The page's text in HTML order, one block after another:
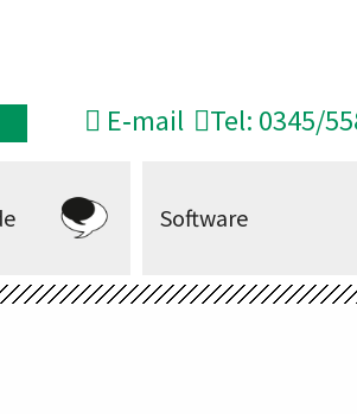
E‑mail Tel: 0345/
Software